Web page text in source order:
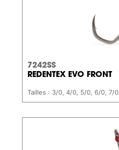
7242SS
REDENTEX EVO FRONT
Tailles : 3/0, 4/0, 5/0, 6/0, 7/0